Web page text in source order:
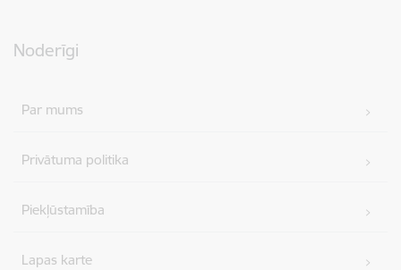
Noderīgi
Par mums
Privātuma politika
Piekļūstamība
Lapas karte